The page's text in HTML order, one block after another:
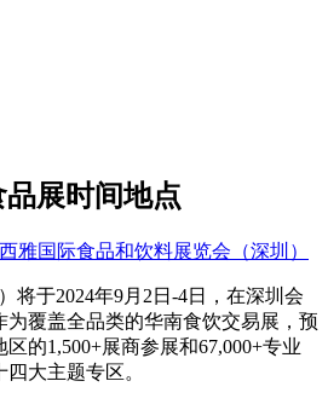
展时间地点
雅国际食品和饮料展览会（深圳）
将于2024年9月2日-4日，在深圳会
为覆盖全品类的华南食饮交易展，预
的1,500+展商参展和67,000+专业
大主题专区。